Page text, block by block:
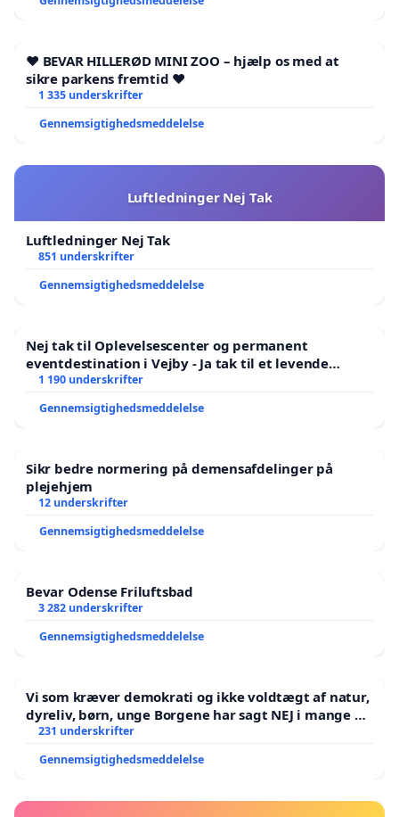
❤️ BEVAR HILLERØD MINI ZOO – hjælp os med at
sikre parkens fremtid ❤️
1 335 underskrifter
Gennemsigtighedsmeddelelse
Luftledninger Nej Tak
Luftledninger Nej Tak
851 underskrifter
Gennemsigtighedsmeddelelse
Nej tak til Oplevelsescenter og permanent
eventdestination i Vejby - Ja tak til et levende
lokalområde i balance
1 190 underskrifter
Gennemsigtighedsmeddelelse
Sikr bedre normering på demensafdelinger på
plejehjem
12 underskrifter
Gennemsigtighedsmeddelelse
Bevar Odense Friluftsbad
3 282 underskrifter
Gennemsigtighedsmeddelelse
Vi som kræver demokrati og ikke voldtægt af natur,
dyreliv, børn, unge Borgene har sagt NEJ i mange år.
Der er
231 underskrifter
Gennemsigtighedsmeddelelse